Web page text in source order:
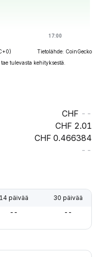
Tietolähde: CoinGecko
tulevasta kehityksestä.
--
2.01
0.466384
--
14 päivää 30 päivää
-- --